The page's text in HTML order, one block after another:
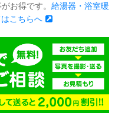
お得です。 給湯器・浴室暖
こちらへ